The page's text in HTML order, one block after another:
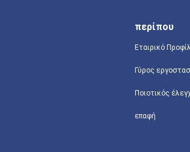
περίπου
Εταιρικό Προφίλ
Γύρος
Ποιοτικός
επαφή